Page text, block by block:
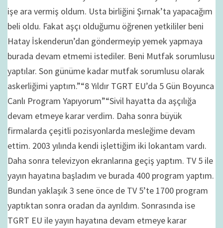
işe ara vermiş oldum. Usta birliğini Şırnak’ta yapacağım
beli oldu. Fakat aşçı olduğumu öğrenen yetkililer beni
Hatay İskenderun’dan göndermeyip yemek yapmaya
burada devam etmemi istediler. Beni Mutfak sorumlusu
yaptılar. Son günüme kadar mutfak sorumlusu olarak
askerliğimi yaptım.”“8 Yıldır TGRT EU’da 5 Gün Boyunca
Canlı Program Yapıyorum”“Sivil hayatta da aşçılığa
devam etmeye karar verdim. Daha sonra büyük
firmalarda çeşitli pozisyonlarda mesleğime devam
ettim. 2003 yılında kendi işlettiğim iki lokantam vardı.
Daha sonra televizyon ekranlarına geçiş yaptım. TV 5 ile
yayın hayatına başladım ve burada 400 program yaptım.
Bundan yaklaşık 3 sene önce de TV 5’te 1700 program
yaptıktan sonra oradan da ayrıldım. Sonrasında ise
TGRT EU ile yayın hayatına devam etmeye karar